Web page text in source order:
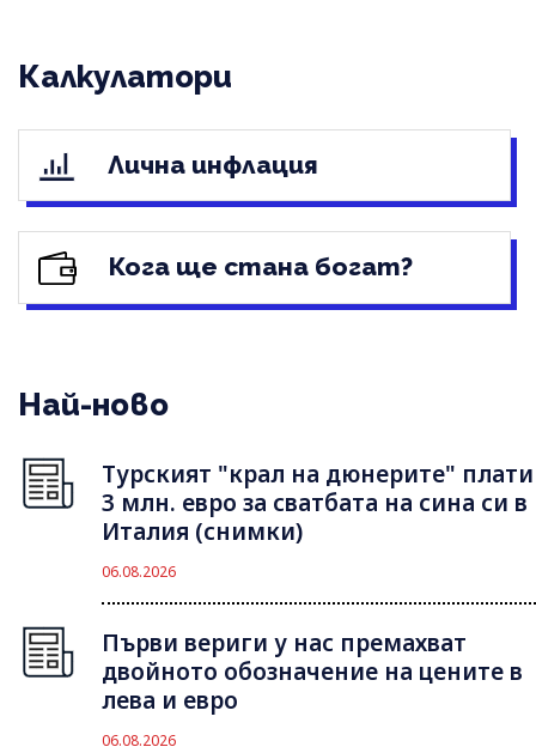
Калкулатори
Лична инфлация
Кога ще стана богат?
Най-ново
Турският "крал на дюнерите" плати
3 млн. евро за сватбата на сина си в
Италия (снимки)
06.08.2026
Първи вериги у нас премахват
двойното обозначение на цените в
лева и евро
06.08.2026